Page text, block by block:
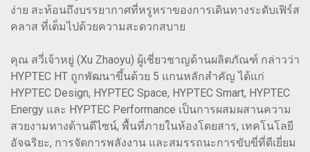
ง่าย สะท้อนถึงบรรยากาศที่หรูหราของการเดินทางระดับเฟิร์ส
คลาส ที่เต็มไปด้วยความสะดวกสบาย
คุณ สวี่เจ้าหยู่ (Xu Zhaoyu) ผู้เชี่ยวชาญด้านผลิตภัณฑ์ กล่าวว่า
HYPTEC HT ถูกพัฒนาขึ้นด้วย 5 แกนหลักสำคัญ ได้แก่
HYPTEC Design, HYPTEC Space, HYPTEC Smart, HYPTEC
Energy และ HYPTEC Performance เป็นการผสมผสานความ
สวยงามทางด้านดีไซน์, พื้นที่ภายในห้องโดยสาร, เทคโนโลยี
อัจฉริยะ, การจัดการพลังงาน และสมรรถนะการขับขี่ที่ดีเยี่ยม